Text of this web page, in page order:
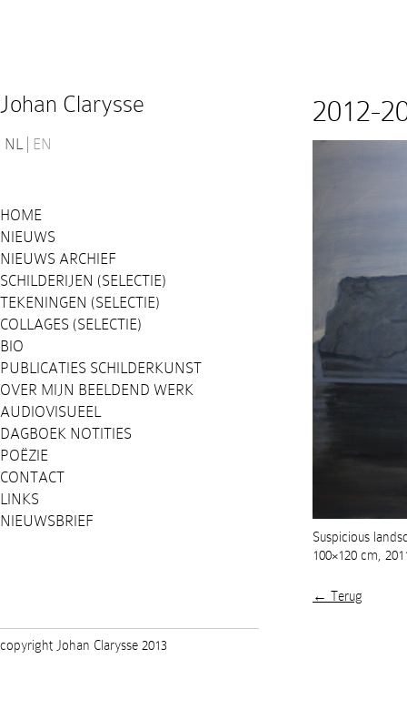
Johan Clarysse
NL EN
HOME
NIEUWS
NIEUWS ARCHIEF
SCHILDERIJEN (SELECTIE)
TEKENINGEN (SELECTIE)
COLLAGES (SELECTIE)
BIO
PUBLICATIES SCHILDERKUNST
OVER MIJN BEELDEND WERK
AUDIOVISUEEL
DAGBOEK NOTITIES
POËZIE
CONTACT
LINKS
NIEUWSBRIEF
2012-
Suspicious
100×120 cm,
← Terug
copyright Johan Clarysse 2013